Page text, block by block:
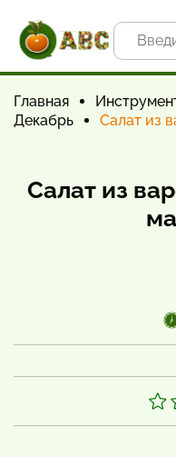
Главная
Декабрь
Салат из
Салат из